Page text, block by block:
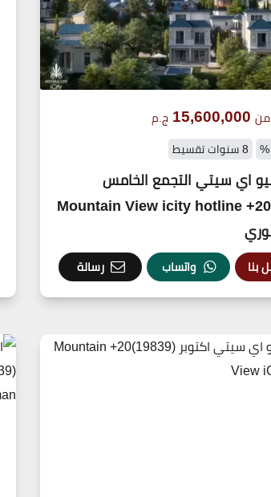
من 15,600,000 ج.م
8 سنوات تقسيط
اي سيتي التجمع الخامس
(19839)20+ Mountain View icity hotline
بنا واتساب رسالة